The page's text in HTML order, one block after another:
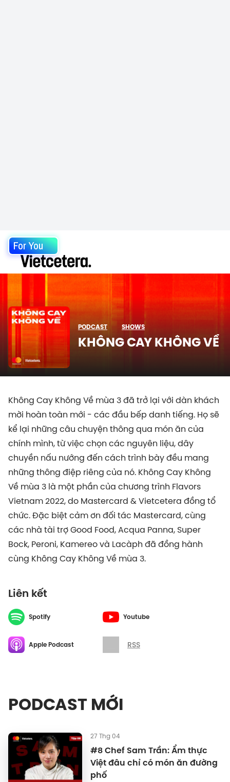
For You
PODCAST SHOWS
KHÔNG CAY KHÔNG VỀ
Không Cay Không Về mùa 3 đã trở lại với dàn khách
mời hoàn toàn mới - các đầu bếp danh tiếng. Họ sẽ
kể lại những câu chuyện thông qua món ăn của
chính mình, từ việc chọn các nguyên liệu, dây
chuyền nấu nướng đến cách trình bày đều mang
những thông điệp riêng của nó. Không Cay Không
Về mùa 3 là một phần của chương trình Flavors
Vietnam 2022, do Mastercard & Vietcetera đồng tổ
chức. Đặc biệt cảm ơn đối tác Mastercard, cùng
các nhà tài trợ Good Food, Acqua Panna, Super
Bock, Peroni, Kamereo và Lacàph đã đồng hành
cùng Không Cay Không Về mùa 3.
Liên kết
Spotify Youtube
Apple Podcast RSS
PODCAST MỚI
27 Thg 04
#8 Chef Sam Trần: Ẩm thực
Việt đâu chỉ có món ăn đường
phố